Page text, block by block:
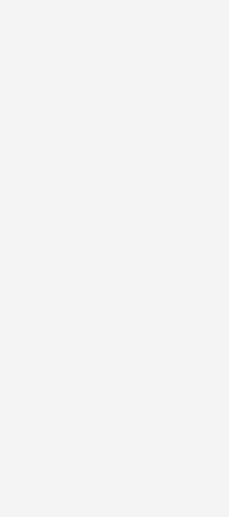
AT Comfort
kombinierter Wert der CO2-Emission: 132 g/km; CO2-
ALLGRIP Comfort
kombinierter Wert der CO2-Emission: 131 g/km; CO2-
ALLGRIP Comfort+
kombinierter Wert der CO2-Emission: 131 g/km; CO2-
ALLGRIP AT Comfort+
6,1 l/100 km; kombinierter Wert der CO2-Emission: 141
CO2-Emission: 102 g/km; CO2-Klasse: C.
Comfort+
plus 1,0 l/100 km; gewichtet kombinierter Wert der
B; kombinierter Kraftstoffverbrauch bei entladener
(bei entladener Batterie): E.
Batterie)
kombiniert: 0 g/km; CO₂-Klasse: A.
Batterie)
Emissionen kombiniert: 0 g/km; CO₂-Klasse: A.
(61 kWh-Batterie)
kWh/100km; CO₂-Emissionen kombiniert: 0 g/km;
Batterie)
Emissionen kombiniert: 0 g/km; CO₂-Klasse: A.
(61 kWh-Batterie)